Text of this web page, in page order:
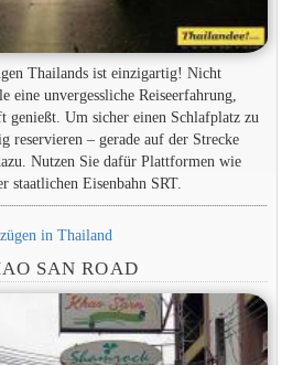
Thailands ist einzigartig! Nicht
eine unvergessliche Reiseerfahrung,
genießt. Um sicher einen Schlafplatz zu
reservieren – gerade auf der Strecke
Nutzen Sie dafür Plattformen wie
Eisenbahn SRT.
in Thailand
SAN ROAD